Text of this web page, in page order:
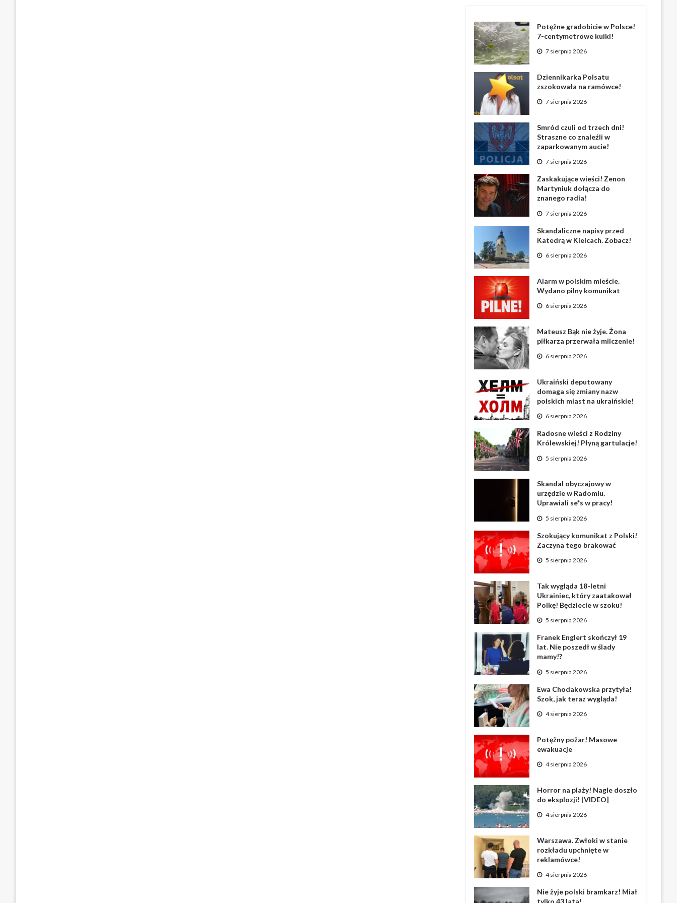
Potężne gradobicie w Polsce!
7-centymetrowe kulki!
7 sierpnia 2026
Dziennikarka Polsatu
zszokowała na ramówce!
7 sierpnia 2026
Smród czuli od trzech dni!
Straszne co znaleźli w
zaparkowanym aucie!
7 sierpnia 2026
Zaskakujące wieści! Zenon
Martyniuk dołącza do
znanego radia!
7 sierpnia 2026
Skandaliczne napisy przed
Katedrą w Kielcach. Zobacz!
6 sierpnia 2026
Alarm w polskim mieście.
Wydano pilny komunikat
6 sierpnia 2026
Mateusz Bąk nie żyje. Żona
piłkarza przerwała milczenie!
6 sierpnia 2026
Ukraiński deputowany
domaga się zmiany nazw
polskich miast na ukraińskie!
6 sierpnia 2026
Radosne wieści z Rodziny
Królewskiej! Płyną gartulacje!
5 sierpnia 2026
Skandal obyczajowy w
urzędzie w Radomiu.
Uprawiali se*s w pracy!
5 sierpnia 2026
Szokujący komunikat z Polski!
Zaczyna tego brakować
5 sierpnia 2026
Tak wygląda 18-letni
Ukrainiec, który zaatakował
Polkę! Będziecie w szoku!
5 sierpnia 2026
Franek Englert skończył 19
lat. Nie poszedł w ślady
mamy!?
5 sierpnia 2026
Ewa Chodakowska przytyła!
Szok, jak teraz wygląda!
4 sierpnia 2026
Potężny pożar! Masowe
ewakuacje
4 sierpnia 2026
Horror na plaży! Nagle doszło
do eksplozji! [VIDEO]
4 sierpnia 2026
Warszawa. Zwłoki w stanie
rozkładu upchnięte w
reklamówce!
4 sierpnia 2026
Nie żyje polski bramkarz! Miał